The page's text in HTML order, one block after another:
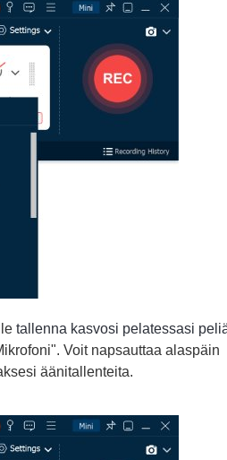
tallenna kasvosi pelatessasi
Voit napsauttaa alaspäin
äänitallenteita.